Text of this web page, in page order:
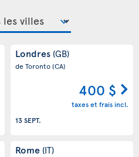
Londres (GB)
de Toronto(CA)
400 $
taxes et frais incl.
13 SEPT.
Rome (IT)